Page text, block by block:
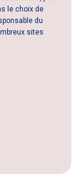
le choix de
du
sites